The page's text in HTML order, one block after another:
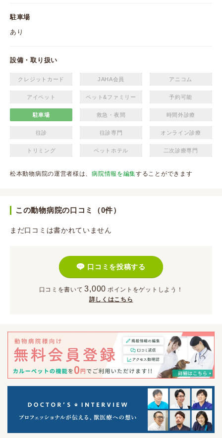
駐車場
あり
設備・取り扱い
クレジットカード JAHA会員 アニコム
アイペット ペット&ファミリー 予約可能
駐車場 救急・夜間 時間外診療
往診 往診専門 オンライン診療
トリミング ペットホテル 二次診療専門
松本動物病院の運営者様は、病院情報を編集することができます
この動物病院の口コミ（0件）
まだ口コミは書かれていません
口コミを投稿する
口コミを書いて 3,000 ポイント をゲットしよう！
詳しくはこちら